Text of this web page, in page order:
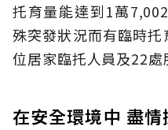
托育量能達到1萬
殊突發狀況而有臨時
位居家臨托人員及22處
在安全環境中 盡情